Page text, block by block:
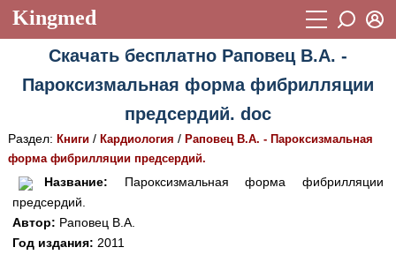
Kingmed
Учебный материал
Видеогалерея 899
Истории болезней 1268
Лекции и презентации
Аккредитационные тесты
Восстановить пароль
Регистрация
Скачать бесплатно Раповец В.А. -
Пароксизмальная форма фибрилляции
предсердий. doc
Раздел: Книги/ Кардиология / Раповец В.А. - Пароксизмальная
форма фибрилляции предсердий.
Название: Пароксизмальная форма фибрилляции
предсердий.
Автор: Раповец В.А.
Год издания: 2011